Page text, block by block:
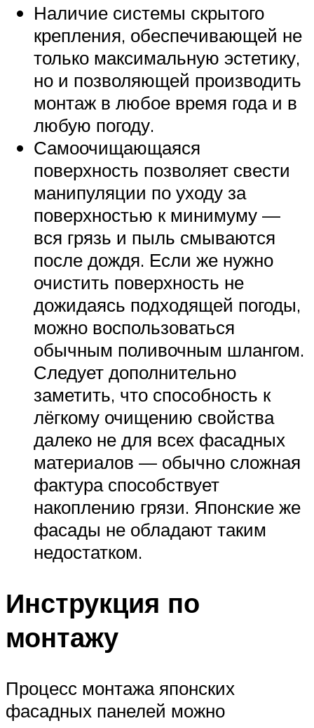
Наличие системы скрытого
крепления, обеспечивающей не
только максимальную эстетику,
но и позволяющей производить
монтаж в любое время года и в
любую погоду.
Самоочищающаяся
поверхность позволяет свести
манипуляции по уходу за
поверхностью к минимуму —
вся грязь и пыль смываются
после дождя. Если же нужно
очистить поверхность не
дожидаясь подходящей погоды,
можно воспользоваться
обычным поливочным шлангом.
Следует дополнительно
заметить, что способность к
лёгкому очищению свойства
далеко не для всех фасадных
материалов — обычно сложная
фактура способствует
накоплению грязи. Японские же
фасады не обладают таким
недостатком.
Инструкция по
монтажу
Процесс монтажа японских
фасадных панелей можно